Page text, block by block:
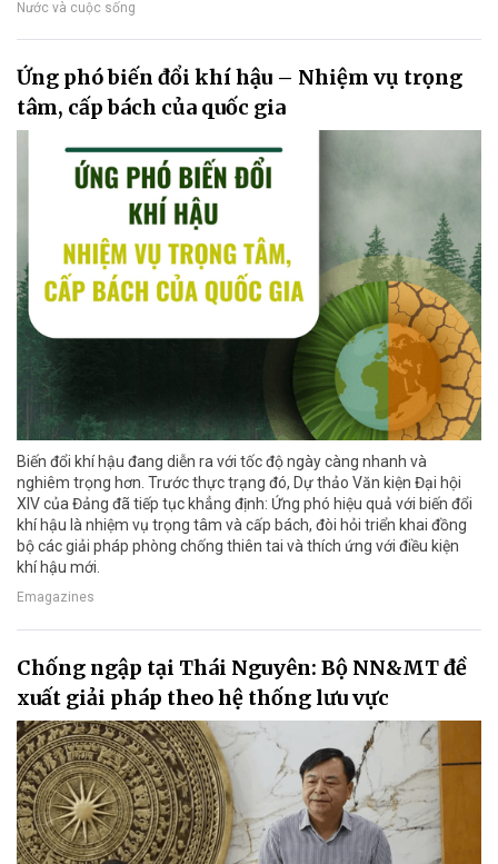
Nước và cuộc sống
Ứng phó biến đổi khí hậu – Nhiệm vụ trọng
tâm, cấp bách của quốc gia
Biến đổi khí hậu đang diễn ra với tốc độ ngày càng nhanh và
nghiêm trọng hơn. Trước thực trạng đó, Dự thảo Văn kiện Đại hội
XIV của Đảng đã tiếp tục khẳng định: Ứng phó hiệu quả với biến đổi
khí hậu là nhiệm vụ trọng tâm và cấp bách, đòi hỏi triển khai đồng
bộ các giải pháp phòng chống thiên tai và thích ứng với điều kiện
khí hậu mới.
Emagazines
Chống ngập tại Thái Nguyên: Bộ NN&MT đề
xuất giải pháp theo hệ thống lưu vực